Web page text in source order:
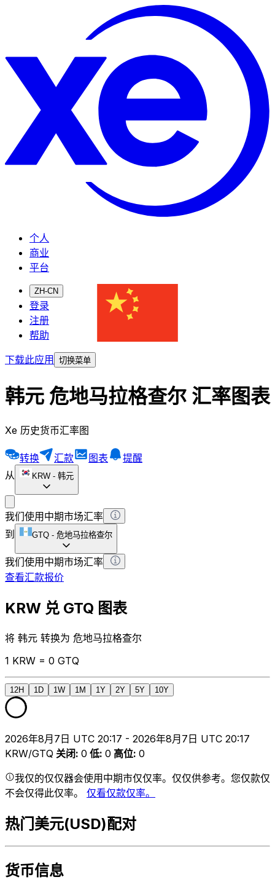
个人
商业
平台
ZH-CN
登录
注册
帮助
下载此应用
切换菜单
韩元 危地马拉格查尔 汇率图表
Xe 历史货币汇率图
转换 汇款 图表
提醒
从
KRW - 韩元
我们使用中期市场汇率
到
GTQ - 危地马拉格查尔
我们使用中期市场汇率
查看汇款报价
KRW 兑 GTQ 图表
将 韩元 转换为 危地马拉格查尔
1 KRW = 0 GTQ
12H 1D 1W 1M 1Y 2Y 5Y 10Y
2026年8月7日 UTC 20:17 - 2026年8月7日 UTC 20:17
KRW/GTQ 关闭: 0 低: 0 高位: 0
我仅的仅仅器会使用中期市仅仅率。仅仅供参考。您仅款仅
不会仅得此仅率。 仅看仅款仅率。
热门美元(USD)配对
货币信息